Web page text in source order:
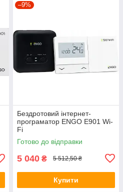
–9%
Бездротовий інтернет-
програматор ENGO E901 Wi-
Fi
Готово до відправки
5 040 ₴ 5 512,50 ₴
Купити